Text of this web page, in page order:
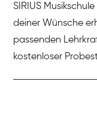
SIRIUS
deiner Wünsche
passenden
kostenloser